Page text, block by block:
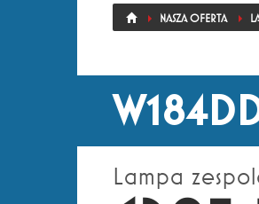
NASZA OFERTA
Lampa